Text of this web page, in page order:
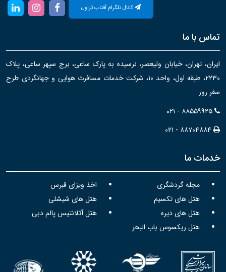
کانال تلگرام آفتاب تراول
تماس با ما
ایران، تهران، خیابان ولیعصر، نرسیده به پارک ساعی، برج سپهر ساعی، پلاک
۲۲۳۰، طبقه اول، واحد ۱۰، شرکت خدمات مسافرت هوایی و جهانگردی طرح
سفر روز
۰۲۱ - ۸۸۵۵۹۹۲۵
۰۲۱ - ۸۸۷۰۴۸۸۴
خدمات ما
مجله گردشگری
اخذ ویزای قبرس
هتل های تکسیم
هتل های شیشلی
هتل های دیره
هتل آتلانتیس پالم دبی
هتل ریکسوس باب البحر